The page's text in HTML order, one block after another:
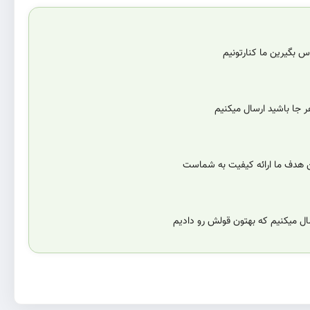
ما کنارتونیم
جا باشید ارسال میکنیم
هدف ما ارائه کیفیت به شماست
میکنیم که بهتون قولش رو دادیم